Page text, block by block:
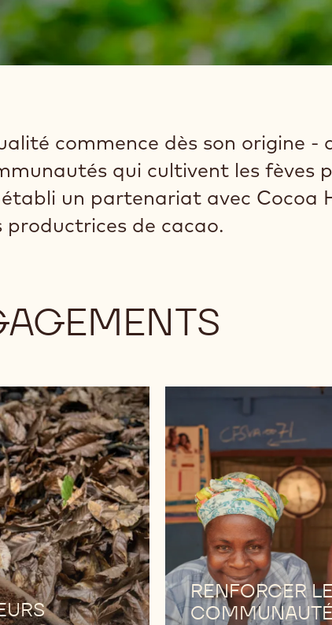
commence dès son origine -
qui cultivent les fèves
établi un partenariat avec Cocoa
productrices de cacao.
RENFORCER
Nos
programmes